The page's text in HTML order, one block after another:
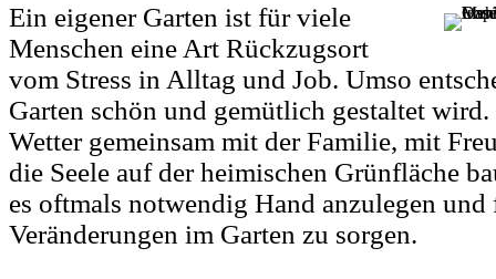
Ein eigener Garten ist für viele
Menschen eine Art Rückzugsort
vom Stress in Alltag und Job. Umso
Garten schön und gemütlich gestaltet
Wetter gemeinsam mit der Familie, mit
die Seele auf der heimischen Grünfläche
es oftmals notwendig Hand anzulegen und
Veränderungen im Garten zu sorgen.